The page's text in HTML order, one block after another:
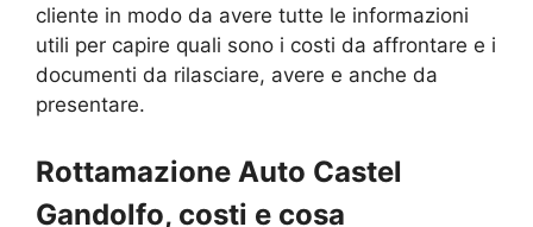
cliente in modo da avere tutte le informazioni
utili per capire quali sono i costi da affrontare e i
documenti da rilasciare, avere e anche da
presentare.
Rottamazione Auto Castel
Gandolfo, costi e cosa